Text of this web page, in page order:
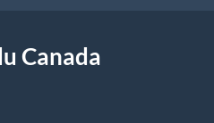
Canada